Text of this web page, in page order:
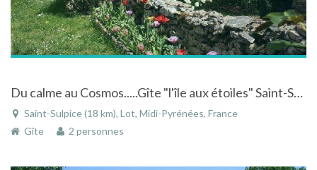
Du calme au Cosmos.....Gîte "l'île aux étoiles" Saint-Sulpice - Occitanie avec piscine et animations en astronomie
Saint-Sulpice (18 km), Lot, Midi-Pyrénées, France
Gîte
2 personnes